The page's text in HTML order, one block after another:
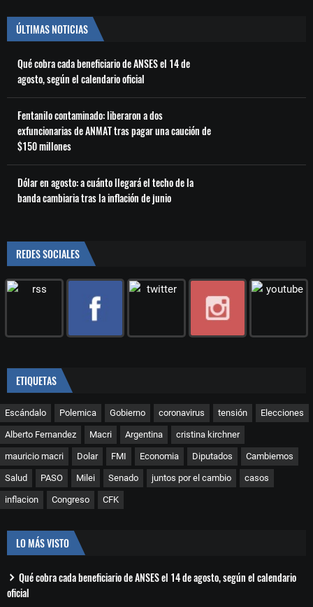
ÚLTIMAS NOTICIAS
Qué cobra cada beneficiario de ANSES el 14 de
agosto, según el calendario oficial
Fentanilo contaminado: liberaron a dos
exfuncionarias de ANMAT tras pagar una caución de
$150 millones
Dólar en agosto: a cuánto llegará el techo de la
banda cambiaria tras la inflación de junio
REDES SOCIALES
ETIQUETAS
Escándalo Polemica Gobierno coronavirus tensión Elecciones
Alberto Fernandez Macri Argentina cristina kirchner
mauricio macri Dolar FMI Economia Diputados Cambiemos
Salud PASO Milei Senado juntos por el cambio casos
inflacion Congreso CFK
LO MÁS VISTO
Qué cobra cada beneficiario de ANSES el 14 de agosto, según el calendario
oficial